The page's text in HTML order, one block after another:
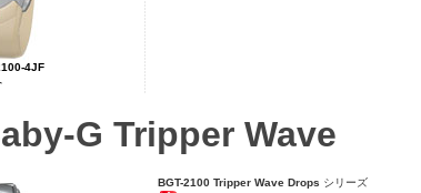
4JF
G Tripper Wave
BGT-2100 Tripper Wave Drops シリーズ